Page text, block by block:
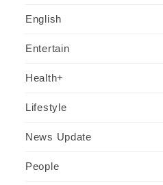
English
Entertain
Health+
Lifestyle
News Update
People